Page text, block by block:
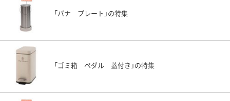
「パナ プレート」の特集
「ゴミ箱 ペダル 蓋付き」の特集